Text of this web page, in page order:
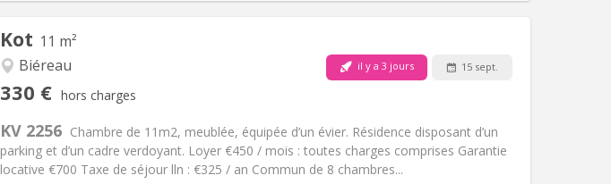
Kot 11 m²
Biéreau
330 € hors charges
il y a 3 jours 15 sept.
KV 2256 Chambre de 11m2, meublée, équipée d’un évier. Résidence disposant d’un
parking et d’un cadre verdoyant. Loyer €450 / mois : toutes charges comprises Garantie
locative €700 Taxe de séjour lln : €325 / an Commun de 8 chambres...
Aménagement
Salle de bain:Commune
Superficie:11 m2
Autre
Atmosphère:Communautaire,
Non-fumeur
Animaux de compagnie:Non